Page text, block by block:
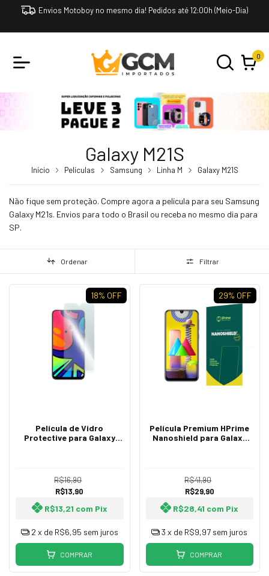
Envios Motoboy no mesmo dia! Pedidos até 12:00h (Meio-Dia)
0
Galaxy M21S
Início Películas Samsung Linha M Galaxy M21S
Não fique sem proteção. Compre agora a película para seu Samsung
Galaxy M21s. Envios para todo o Brasil ou receba no mesmo dia para
SP.
Ordenar Filtrar
18% OFF
Película de Vidro
Protective para Galaxy
R$16,90
R$13,90
R$13,21 com Pix
2 x de R$6,95 sem juros
COMPRAR
29% OFF
Película Premium HPrime
Nanoshield para Galaxy
R$41,90
R$29,90
R$28,41 com Pix
3 x de R$9,97 sem juros
COMPRAR